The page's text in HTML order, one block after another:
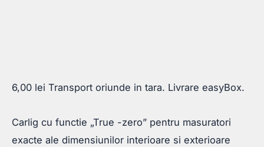
6,00 lei Transport oriunde in tara. Livrare easyBox.
Carlig cu functie „True -zero” pentru masuratori
exacte ale dimensiunilor interioare si exterioare